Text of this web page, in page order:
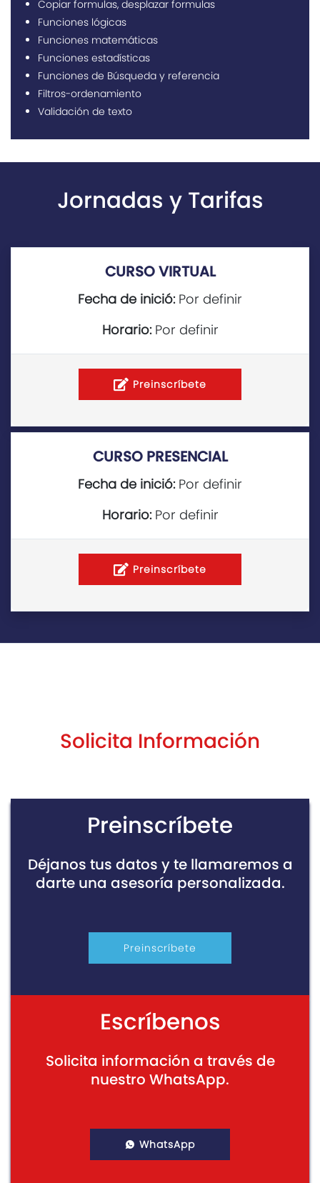
Copiar formulas, desplazar formulas
Funciones lógicas
Funciones matemáticas
Funciones estadísticas
Funciones de Búsqueda y referencia
Filtros-ordenamiento
Validación de texto
Jornadas y Tarifas
CURSO VIRTUAL
Fecha de inició:Por definir
Horario:Por definir
Preinscríbete
CURSO PRESENCIAL
Fecha de inició:Por definir
Horario:Por definir
Preinscríbete
Solicita Información
Preinscríbete
Déjanos tus datos y te llamaremos a
darte una asesoría personalizada.
Preinscríbete
Escríbenos
Solicita información a través de
nuestro WhatsApp.
WhatsApp